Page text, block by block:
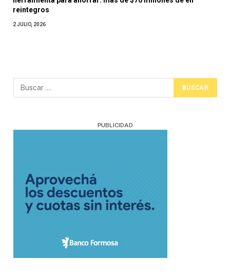
reintegros
2 JULIO, 2026
PUBLICIDAD